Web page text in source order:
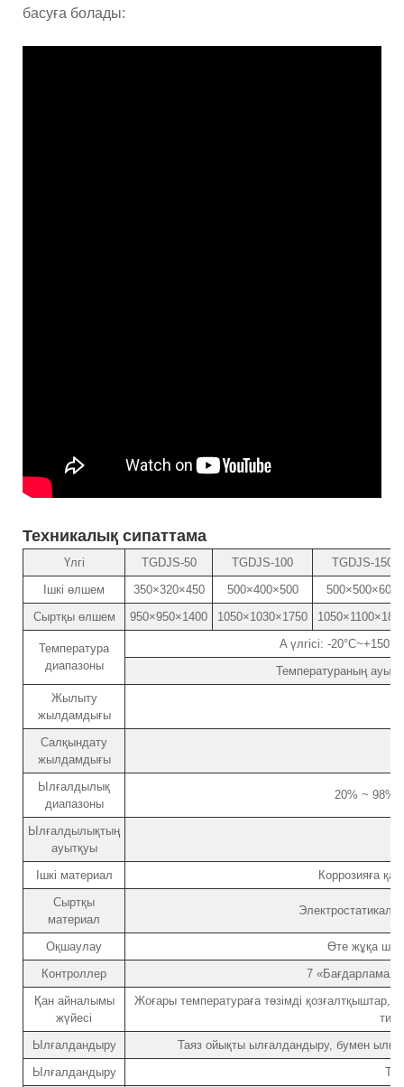
басуға болады:
Техникалық сипаттама
Үлгі TGDJS-50 TGDJS-100
TGDJS-150
Ішкі өлшем
350×320×450 500×400×500
500×500×600
Сыртқы өлшем
950×950×1400 1050×1030×1750
Температура
диапазоны
A үлгісі: -
Температураның
Жылыту
жылдамдығы
Салқындату
жылдамдығы
Ылғалдылық
диапазоны
20% ~ 98%
Ылғалдылықтың
ауытқуы
Ішкі материал
Коррозияға
Сыртқы
материал
Оқшаулау
Өте жұқа
Контроллер
7
Қан айналымы
жүйесі
Жоғары температураға төзімді қозғалтқыштар,
Ылғалдандыру
Таяз ойықты ылғалдандыру, бумен
Ылғалдандыру